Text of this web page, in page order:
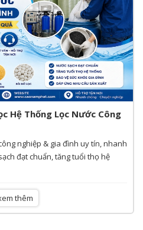
Hệ Thống Lọc Nước Công
nghiệp & gia đình uy tín, nhanh
đạt chuẩn, tăng tuổi thọ hệ
thêm